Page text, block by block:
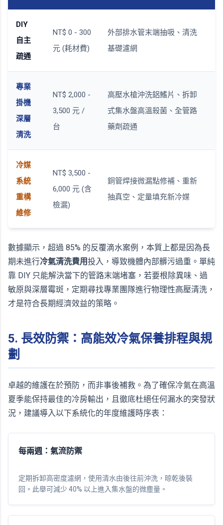
DIY
自主
疏通
NT$ 0 - 300
元 (耗材費)
外部排水管末端抽吸、清洗
基礎濾網
專業
掛機
深層
清洗
NT$ 2,000 -
3,500 元 /
台
高壓水槍沖洗鋁鰭片、拆卸
式集水盤高溫殺菌、全管路
藥劑疏通
冷媒
系統
重構
維修
NT$ 3,500 -
6,000 元 (含
檢漏)
銅管焊接微漏點修補、重新
抽真空、定量填充新冷媒
數據顯示，超過 85% 的反覆滴水案例，本質上都是因為長
期未進行冷氣清洗費用投入，導致機體內部髒污過重。單純
靠 DIY 只能解決當下的管路末端堵塞，若要根除異味、過
敏原與深層霉斑，定期尋找專業團隊進行物理性高壓清洗，
才是符合長期經濟效益的策略。
5. 長效防禦：高能效冷氣保養排程與規
劃
卓越的維護在於預防，而非事後補救。為了確保冷氣在高溫
夏季能保持最佳的冷房輸出，且徹底杜絕任何漏水的突發狀
況，建議導入以下系統化的年度維護時序表：
每兩週：氣流防禦
定期拆卸高密度濾網，使用清水由後往前沖洗，晾乾後裝
回。此舉可減少 40% 以上進入集水盤的微塵量。